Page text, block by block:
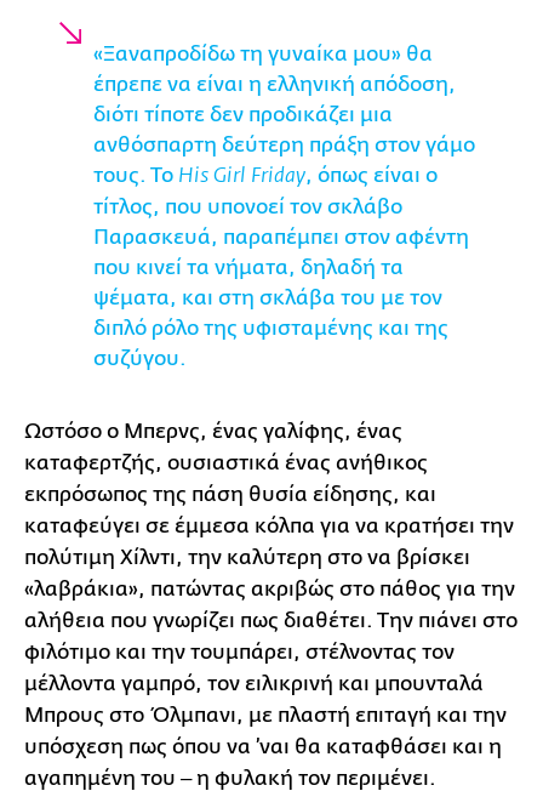
«Ξαναπροδίδω τη γυναίκα μου» θα
έπρεπε να είναι η ελληνική απόδοση,
διότι τίποτε δεν προδικάζει μια
ανθόσπαρτη δεύτερη πράξη στον γάμο
τους. Το His Girl Friday, όπως είναι ο
τίτλος, που υπονοεί τον σκλάβο
Παρασκευά, παραπέμπει στον αφέντη
που κινεί τα νήματα, δηλαδή τα
ψέματα, και στη σκλάβα του με τον
διπλό ρόλο της υφισταμένης και της
συζύγου.
Ωστόσο ο Μπερνς, ένας γαλίφης, ένας
καταφερτζής, ουσιαστικά ένας ανήθικος
εκπρόσωπος της πάση θυσία είδησης, και
καταφεύγει σε έμμεσα κόλπα για να κρατήσει την
πολύτιμη Χίλντι, την καλύτερη στο να βρίσκει
«λαβράκια», πατώντας ακριβώς στο πάθος για την
αλήθεια που γνωρίζει πως διαθέτει. Την πιάνει στο
φιλότιμο και την τουμπάρει, στέλνοντας τον
μέλλοντα γαμπρό, τον ειλικρινή και μπουνταλά
Μπρους στο Όλμπανι, με πλαστή επιταγή και την
υπόσχεση πως όπου να ’ναι θα καταφθάσει και η
αγαπημένη του ‒ η φυλακή τον περιμένει.